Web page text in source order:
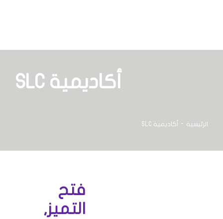
أكاديمية SLC
الرئيسية أكاديمية SLC
فتح
التميز,